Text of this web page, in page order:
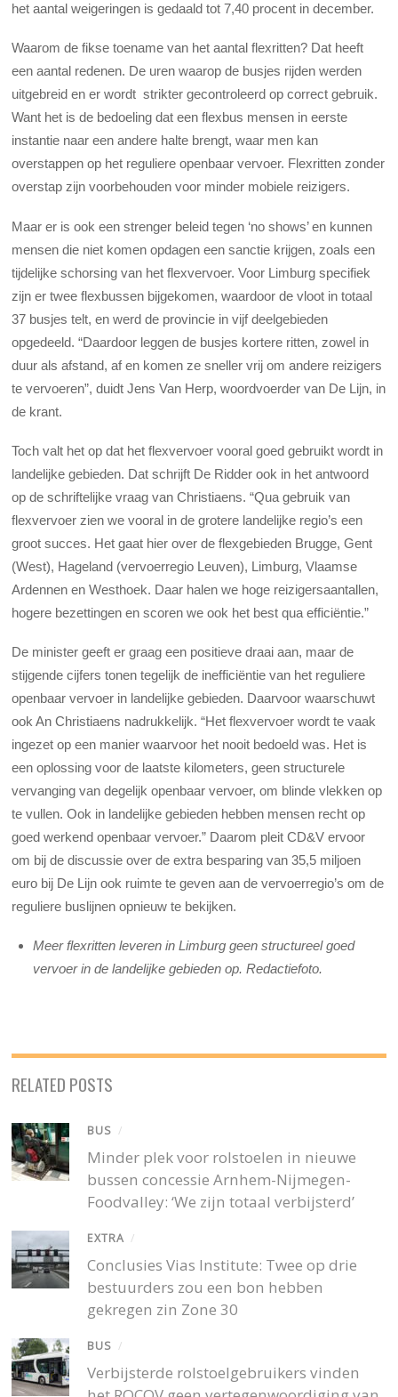
het aantal weigeringen is gedaald tot 7,40 procent in december.
Waarom de fikse toename van het aantal flexritten? Dat heeft
een aantal redenen. De uren waarop de busjes rijden werden
uitgebreid en er wordt strikter gecontroleerd op correct gebruik.
Want het is de bedoeling dat een flexbus mensen in eerste
instantie naar een andere halte brengt, waar men kan
overstappen op het reguliere openbaar vervoer. Flexritten zonder
overstap zijn voorbehouden voor minder mobiele reizigers.
Maar er is ook een strenger beleid tegen ‘no shows’ en kunnen
mensen die niet komen opdagen een sanctie krijgen, zoals een
tijdelijke schorsing van het flexvervoer. Voor Limburg specifiek
zijn er twee flexbussen bijgekomen, waardoor de vloot in totaal
37 busjes telt, en werd de provincie in vijf deelgebieden
opgedeeld. “Daardoor leggen de busjes kortere ritten, zowel in
duur als afstand, af en komen ze sneller vrij om andere reizigers
te vervoeren”, duidt Jens Van Herp, woordvoerder van De Lijn, in
de krant.
Toch valt het op dat het flexvervoer vooral goed gebruikt wordt in
landelijke gebieden. Dat schrijft De Ridder ook in het antwoord
op de schriftelijke vraag van Christiaens. “Qua gebruik van
flexvervoer zien we vooral in de grotere landelijke regio’s een
groot succes. Het gaat hier over de flexgebieden Brugge, Gent
(West), Hageland (vervoerregio Leuven), Limburg, Vlaamse
Ardennen en Westhoek. Daar halen we hoge reizigersaantallen,
hogere bezettingen en scoren we ook het best qua efficiëntie.”
De minister geeft er graag een positieve draai aan, maar de
stijgende cijfers tonen tegelijk de inefficiëntie van het reguliere
openbaar vervoer in landelijke gebieden. Daarvoor waarschuwt
ook An Christiaens nadrukkelijk. “Het flexvervoer wordt te vaak
ingezet op een manier waarvoor het nooit bedoeld was. Het is
een oplossing voor de laatste kilometers, geen structurele
vervanging van degelijk openbaar vervoer, om blinde vlekken op
te vullen. Ook in landelijke gebieden hebben mensen recht op
goed werkend openbaar vervoer.” Daarom pleit CD&V ervoor
om bij de discussie over de extra besparing van 35,5 miljoen
euro bij De Lijn ook ruimte te geven aan de vervoerregio’s om de
reguliere buslijnen opnieuw te bekijken.
Meer flexritten leveren in Limburg geen structureel goed
vervoer in de landelijke gebieden op. Redactiefoto.
RELATED POSTS
BUS /
Minder plek voor rolstoelen in nieuwe
bussen concessie Arnhem-Nijmegen-
Foodvalley: ‘We zijn totaal verbijsterd’
EXTRA /
Conclusies Vias Institute: Twee op drie
bestuurders zou een bon hebben
gekregen zin Zone 30
BUS /
Verbijsterde rolstoelgebruikers vinden